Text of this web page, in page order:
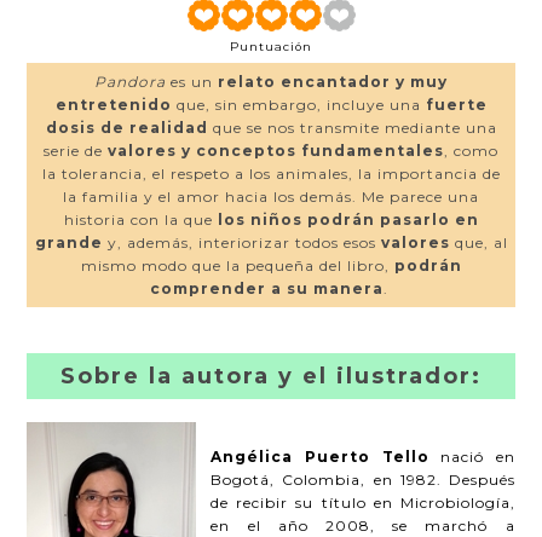
Puntuación
Pandora es un relato encantador y muy
entretenido que, sin embargo, incluye una fuerte
dosis de realidad que se nos transmite mediante una
serie de valores y conceptos fundamentales , como
la tolerancia, el respeto a los animales, la importancia de
la familia y el amor hacia los demás. Me parece una
historia con la que los niños podrán pasarlo en
grande y, además, interiorizar todos esos valores que, al
mismo modo que la pequeña del libro,
podrán
comprender a su manera
Sobre la autora y el ilustrador:
Angélica Puerto Tello nació en
Bogotá, Colombia, en 1982. Después
de recibir su título en Microbiología,
en el año 2008, se marchó a